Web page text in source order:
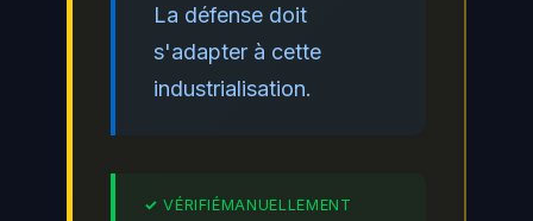
La défense doit
s'adapter à cette
industrialisation.